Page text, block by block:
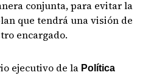
conjunta, para evitar la
que tendrá una visión de
encargado.
ejecutivo de la Política